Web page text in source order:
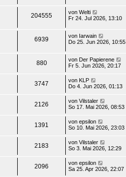
204555 vonWelti
Fr 24. Jul 2026, 13:10
6939 von Iarwain
Do 25. Jun 2026, 10:55
880 von Der Papierene
Fr 5. Jun 2026, 20:17
3747 von KLP
Do 4. Jun 2026, 01:13
2126 vonVilstaler
So 17. Mai 2026, 08:53
1391 vonepsilon
So 10. Mai 2026, 23:03
2183 vonVilstaler
So 3. Mai 2026, 12:29
2096 vonepsilon
Sa 25. Apr 2026, 22:07